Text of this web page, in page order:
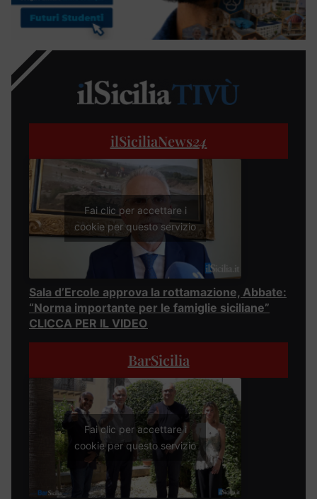
ilSiciliaNews24
Fai clic per accettare i
cookie per questo servizio
Sala d’Ercole approva la rottamazione, Abbate:
“Norma importante per le famiglie siciliane”
CLICCA PER IL VIDEO
BarSicilia
Fai clic per accettare i
cookie per questo servizio